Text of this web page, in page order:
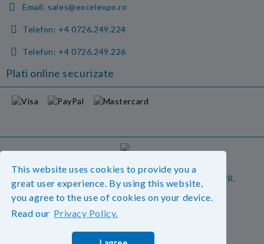
This website uses cookies to provide you a
great user experience. By using this website,
you agree to the use of cookies on your device.
Read our Privacy Policy.
Email: sales@excelexpo.ro
Telefon: +4 0726.249.224
Telefon: +4 0726.249.226
Plati online securizate
Magazinul nostru respecta 100% prevederile GDPR.
Vedeti detalii.